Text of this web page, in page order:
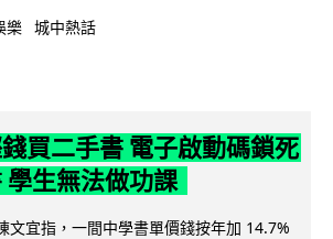
樂 城中熱話
買二手書 電子啟動碼鎖死
學生無法做功課
文宜指，一間中學書單價錢按年加 14.7%